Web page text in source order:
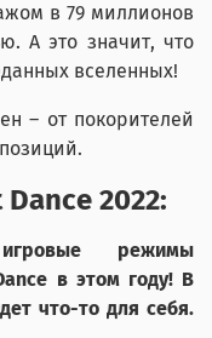
в 79 миллионов
А это значит, что
вселенных!
– от покорителей
2022:
режимы
в этом году! В
что-то для себя.